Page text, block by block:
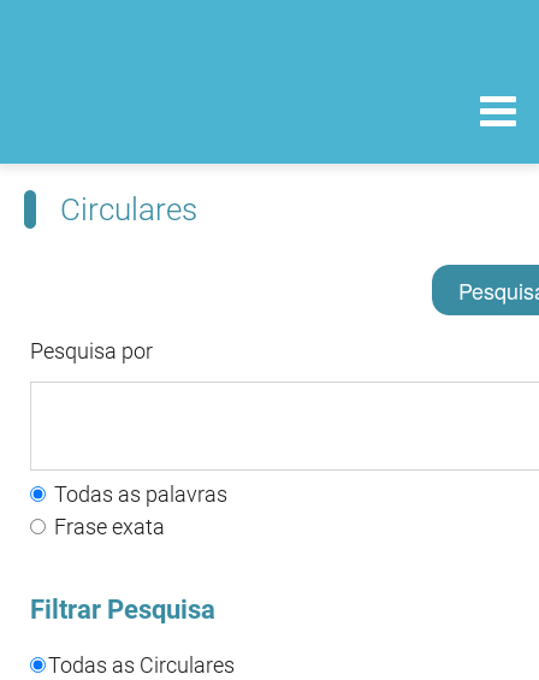
Circulares
Pesquisa por
Todas as palavras
Frase exata
Filtrar Pesquisa
Todas as Circulares